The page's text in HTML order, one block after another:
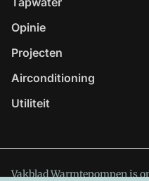
Opinie
Projecten
Airconditioning
Utiliteit
Vakblad Warmtepompen is